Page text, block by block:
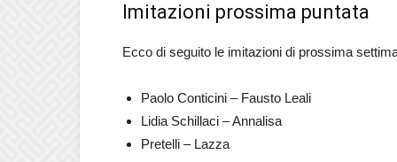
Imitazioni prossima puntata
Ecco di seguito le imitazioni di prossima
Paolo Conticini – Fausto Leali
Lidia Schillaci – Annalisa
Pretelli – Lazza